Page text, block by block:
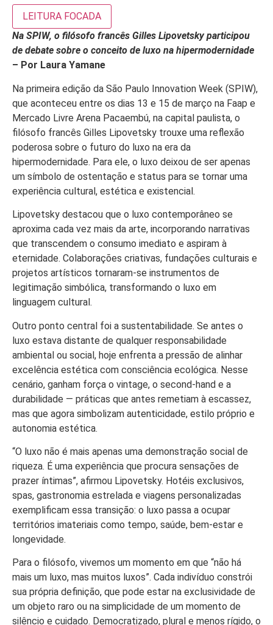
LEITURA FOCADA
Na SPIW, o filósofo francês Gilles Lipovetsky participou
de debate sobre o conceito de luxo na hipermodernidade
– Por Laura Yamane
Na primeira edição da São Paulo Innovation Week (SPIW),
que aconteceu entre os dias 13 e 15 de março na Faap e
Mercado Livre Arena Pacaembú, na capital paulista, o
filósofo francês Gilles Lipovetsky trouxe uma reflexão
poderosa sobre o futuro do luxo na era da
hipermodernidade. Para ele, o luxo deixou de ser apenas
um símbolo de ostentação e status para se tornar uma
experiência cultural, estética e existencial.
Lipovetsky destacou que o luxo contemporâneo se
aproxima cada vez mais da arte, incorporando narrativas
que transcendem o consumo imediato e aspiram à
eternidade. Colaborações criativas, fundações culturais e
projetos artísticos tornaram-se instrumentos de
legitimação simbólica, transformando o luxo em
linguagem cultural.
Outro ponto central foi a sustentabilidade. Se antes o
luxo estava distante de qualquer responsabilidade
ambiental ou social, hoje enfrenta a pressão de alinhar
excelência estética com consciência ecológica. Nesse
cenário, ganham força o vintage, o second-hand e a
durabilidade — práticas que antes remetiam à escassez,
mas que agora simbolizam autenticidade, estilo próprio e
autonomia estética.
“O luxo não é mais apenas uma demonstração social de
riqueza. É uma experiência que procura sensações de
prazer íntimas”, afirmou Lipovetsky. Hotéis exclusivos,
spas, gastronomia estrelada e viagens personalizadas
exemplificam essa transição: o luxo passa a ocupar
territórios imateriais como tempo, saúde, bem-estar e
longevidade.
Para o filósofo, vivemos um momento em que “não há
mais um luxo, mas muitos luxos”. Cada indivíduo constrói
sua própria definição, que pode estar na exclusividade de
um objeto raro ou na simplicidade de um momento de
silêncio e cuidado. Democratizado, plural e menos rígido, o